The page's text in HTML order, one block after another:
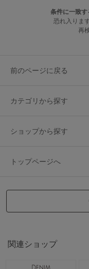
条件に一致す
恐れ入りま
再
前のページに戻る
カテゴリから探す
ショップから探す
トップページへ
関連ショップ